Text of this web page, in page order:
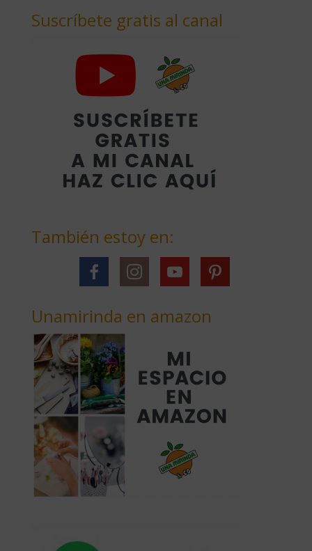
Suscríbete gratis al canal
También estoy en:
Unamirinda en amazon